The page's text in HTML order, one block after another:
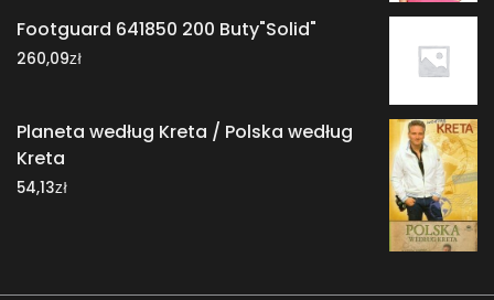
Footguard 641850 200 Buty"Solid"
260,09zł
Planeta według Kreta / Polska według
Kreta
54,13zł